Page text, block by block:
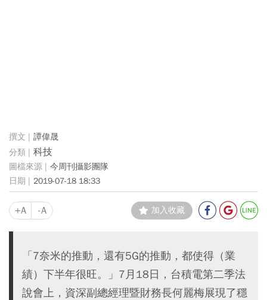
譚偉晟
科技
今周刊攝影團隊
2019-07-18 18:33
+A -A 加入收藏
「7奈米的推動，還有5G的推動，都使得（業
績）下半年很旺。」7月18日，台積電第二季法
說會上，資深副總經理暨財務長何麗梅展現了穩